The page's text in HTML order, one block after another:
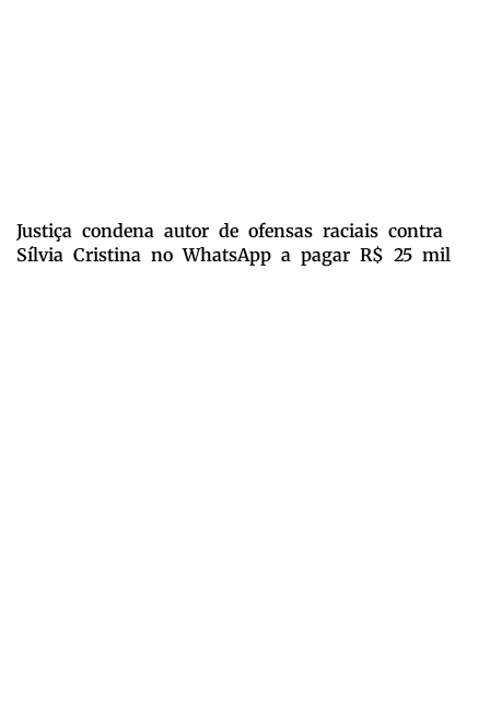
Justiça condena autor de ofensas raciais contra
Sílvia Cristina no WhatsApp a pagar R$ 25 mil